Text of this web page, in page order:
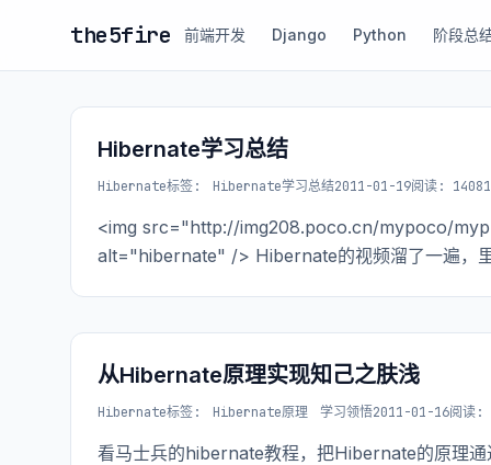
the5fire 前端开发 Django Python 阶段总
Hibernate学习总结
Hibernate标签: Hibernate学习总结2011-01-19阅读: 14081
<img src="http://img208.poco.cn/mypoco/
alt="hibernate" /> Hibernate的视频溜了一遍，
从Hibernate原理实现知己之肤浅
Hibernate标签: Hibernate原理 学习领悟2011-01-16阅读:
看马士兵的hibernate教程，把Hibernate的原理